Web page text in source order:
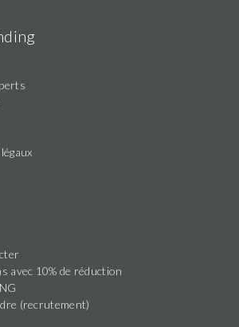
avec 10% de réduction
(recrutement)